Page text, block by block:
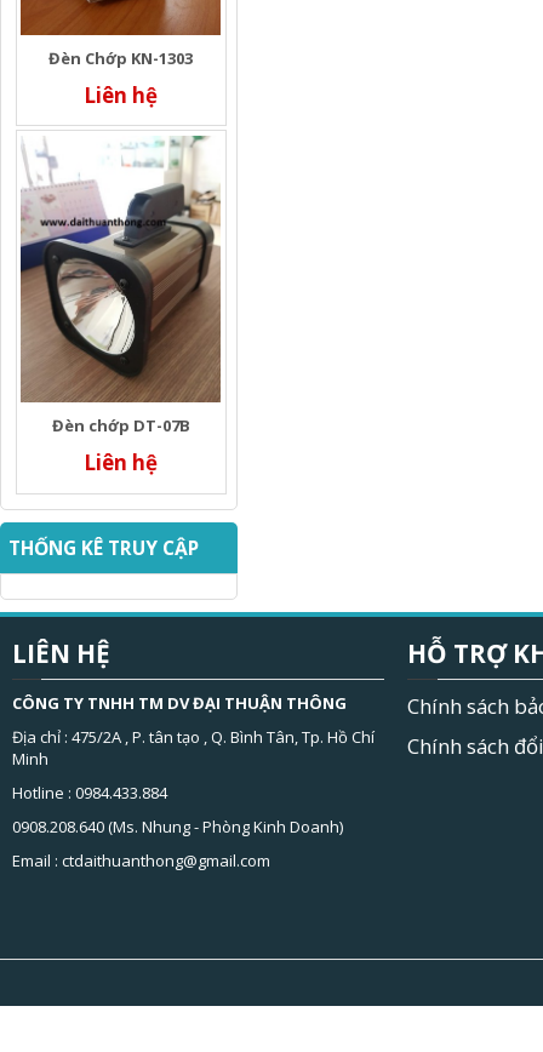
Đèn Chớp KN-1303
Liên hệ
Đèn chớp DT-07B
Liên hệ
THỐNG KÊ TRUY CẬP
LIÊN HỆ
CÔNG TY TNHH TM DV ĐẠI THUẬN THÔNG
Địa chỉ : 475/2A , P. tân tạo , Q. Bình Tân, Tp. Hồ Chí
Minh
Hotline : 0984.433.884
0908.208.640 (Ms. Nhung - Phòng Kinh Doanh)
Email : ctdaithuanthong@gmail.com
HỖ TRỢ
Chính sách
Chính sách